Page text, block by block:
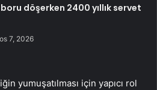
döşerken 2400 yıllık servet
7, 2026
yumuşatılması için yapıcı rol